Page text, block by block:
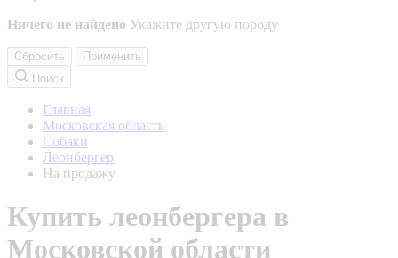
Ничего не найдено Укажите другую породу
Сбросить
Применить
Поиск
Главная
Московская область
Собаки
Леонбергер
На продажу
Купить леонбергера в
Московской области